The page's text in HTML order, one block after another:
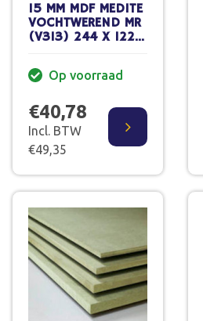
15 MM MDF MEDITE
VOCHTWEREND MR
(V313) 244 X 122
Op voorraad
€40,78
Incl. BTW
€49,35